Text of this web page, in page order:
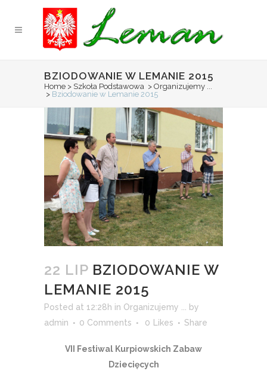
BZIODOWANIE W LEMANIE 2015
Home > Szkoła Podstawowa > Organizujemy ...
> Bziodowanie w Lemanie 2015
22 LIP BZIODOWANIE W
LEMANIE 2015
Posted at 12:28h in Organizujemy ...
by
admin
0 Comments 0 Likes Share
VII Festiwal Kurpiowskich Zabaw
Dziecięcych